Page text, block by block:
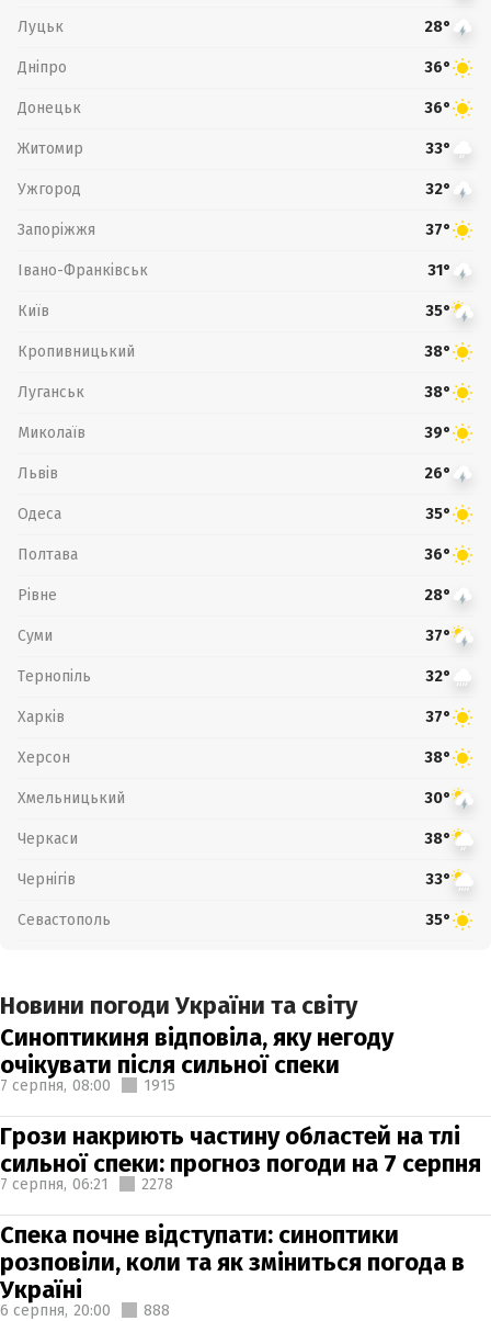
Луцьк 28°
Дніпро 36°
Донецьк 36°
Житомир 33°
Ужгород 32°
Запоріжжя 37°
Івано-Франківськ 31°
Київ 35°
Кропивницький 38°
Луганськ 38°
Миколаїв 39°
Львів 26°
Одеса 35°
Полтава 36°
Рівне 28°
Суми 37°
Тернопіль 32°
Харків 37°
Херсон 38°
Хмельницький 30°
Черкаси 38°
Чернігів 33°
Севастополь 35°
Новини погоди України та світу
Синоптикиня відповіла, яку негоду
очікувати після сильної спеки
7 серпня, 08:00 1915
Грози накриють частину областей на тлі
сильної спеки: прогноз погоди на 7 серпня
7 серпня, 06:21 2278
Спека почне відступати: синоптики
розповіли, коли та як зміниться погода в
Україні
6 серпня, 20:00 888